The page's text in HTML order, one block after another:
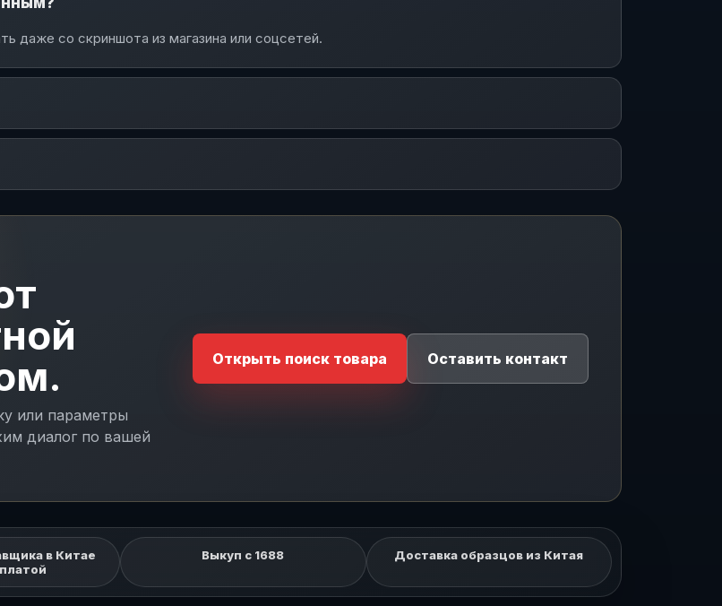
даже со скриншота из магазина или соцсетей.
или параметры
диалог по вашей
Открыть поиск товара Оставить контакт
в Китае
Выкуп с 1688 Доставка образцов из Китая
Личный чат
менеджеру CJ
Войдите или создайте кабинет прямо здесь.
Диалог останется на сайте, а менеджер ответит
Пароль